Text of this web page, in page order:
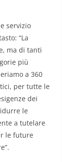
servizio
“La
ma di tanti
più
a 360
per tutte le
dei
le
a tutelare
le future